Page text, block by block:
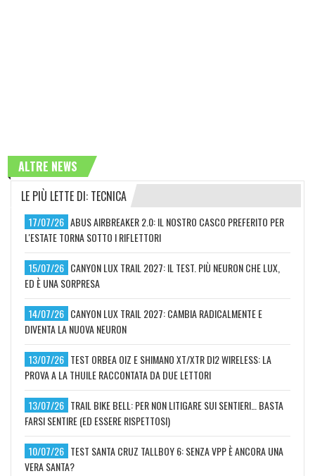
ALTRE NEWS
LE PIÙ LETTE DI: TECNICA
17/07/26 ABUS AIRBREAKER 2.0: IL NOSTRO CASCO PREFERITO PER
L'ESTATE TORNA SOTTO I RIFLETTORI
15/07/26 CANYON LUX TRAIL 2027: IL TEST. PIÙ NEURON CHE LUX,
ED È UNA SORPRESA
14/07/26 CANYON LUX TRAIL 2027: CAMBIA RADICALMENTE E
DIVENTA LA NUOVA NEURON
13/07/26 TEST ORBEA OIZ E SHIMANO XT/XTR DI2 WIRELESS: LA
PROVA A LA THUILE RACCONTATA DA DUE LETTORI
13/07/26 TRAIL BIKE BELL: PER NON LITIGARE SUI SENTIERI… BASTA
FARSI SENTIRE (ED ESSERE RISPETTOSI)
10/07/26 TEST SANTA CRUZ TALLBOY 6: SENZA VPP È ANCORA UNA
VERA SANTA?